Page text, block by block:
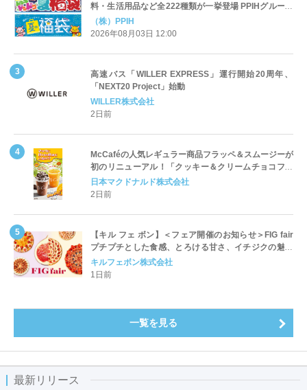
料・生活用品など全222種類が一挙登場 PPIHグループ
「夏福袋」＆セール 8月6日(木)より順次スタート
（株）PPIH
2026年08月03日 12:00
高速バス「WILLER EXPRESS」運行開始20周年、
「NEXT20 Project」始動
WILLER株式会社
2日前
McCaféの人気レギュラー商品フラッペ＆スムージーが
初のリニューアル！「クッキー＆クリームチョコフラ
ッペ」「マンゴースムージー」8月5日（水）から販売
開始
日本マクドナルド株式会社
2日前
【キル フェ ボン】＜フェア開催のお知らせ＞FIG fair
プチプチとした食感、とろける甘さ、イチジクの魅力
をたっぷりと。新作を含め、イチジク尽くしの全4種が
登場8月20日（木）スタート
キルフェボン株式会社
1日前
一覧を見る
最新リリース